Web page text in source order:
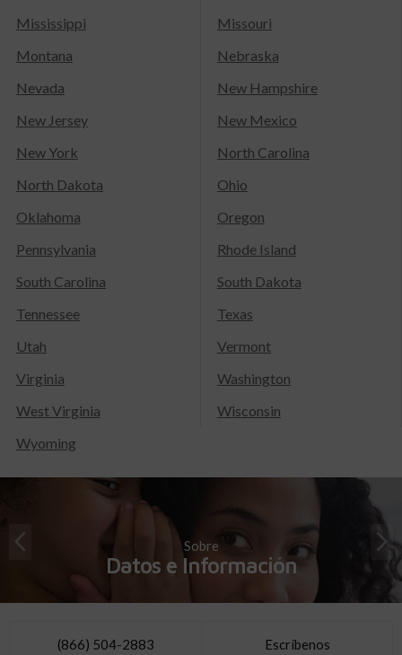
Mississippi
Missouri
Montana
Nebraska
Nevada
New Hampshire
New Jersey
New Mexico
New York
North Carolina
North Dakota
Ohio
Oklahoma
Oregon
Pennsylvania
Rhode Island
South Carolina
South Dakota
Tennessee
Texas
Utah
Vermont
Virginia
Washington
West Virginia
Wisconsin
Wyoming
Sobre
Datos e Información
(866) 504-2883 Escríbenos